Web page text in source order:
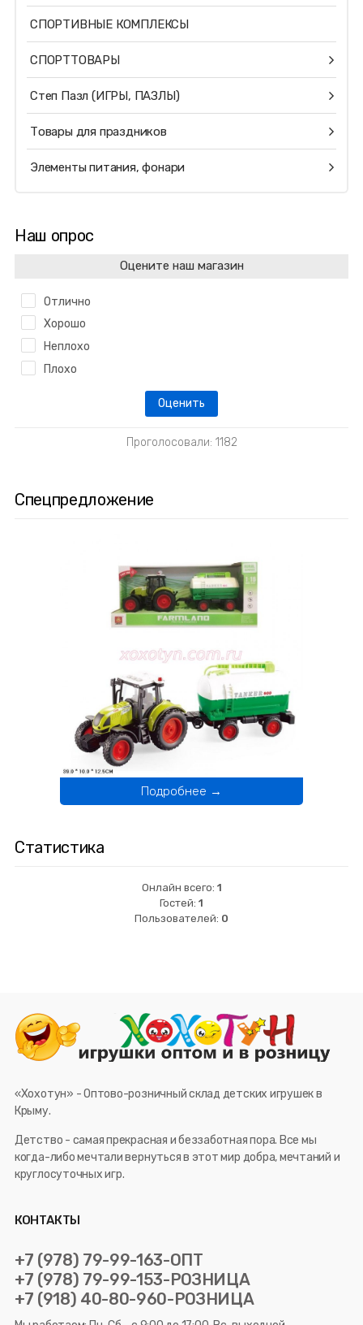
СПОРТИВНЫЕ КОМПЛЕКСЫ
СПОРТТОВАРЫ
Степ Пазл (ИГРЫ, ПАЗЛЫ)
Товары для праздников
Элементы питания, фонари
Наш опрос
Оцените наш магазин
Отлично
Хорошо
Неплохо
Плохо
Проголосовали: 1182
Спецпредложение
Подробнее →
Статистика
Онлайн всего: 1
Гостей: 1
Пользователей: 0
«Хохотун» - Оптово-розничный склад детских игрушек в
Крыму.
Детство - самая прекрасная и беззаботная пора. Все мы
когда-либо мечтали вернуться в этот мир добра, мечтаний и
круглосуточных игр.
КОНТАКТЫ
+7 (978) 79-99-163-ОПТ
+7 (978) 79-99-153-РОЗНИЦА
+7 (918) 40-80-960-РОЗНИЦА